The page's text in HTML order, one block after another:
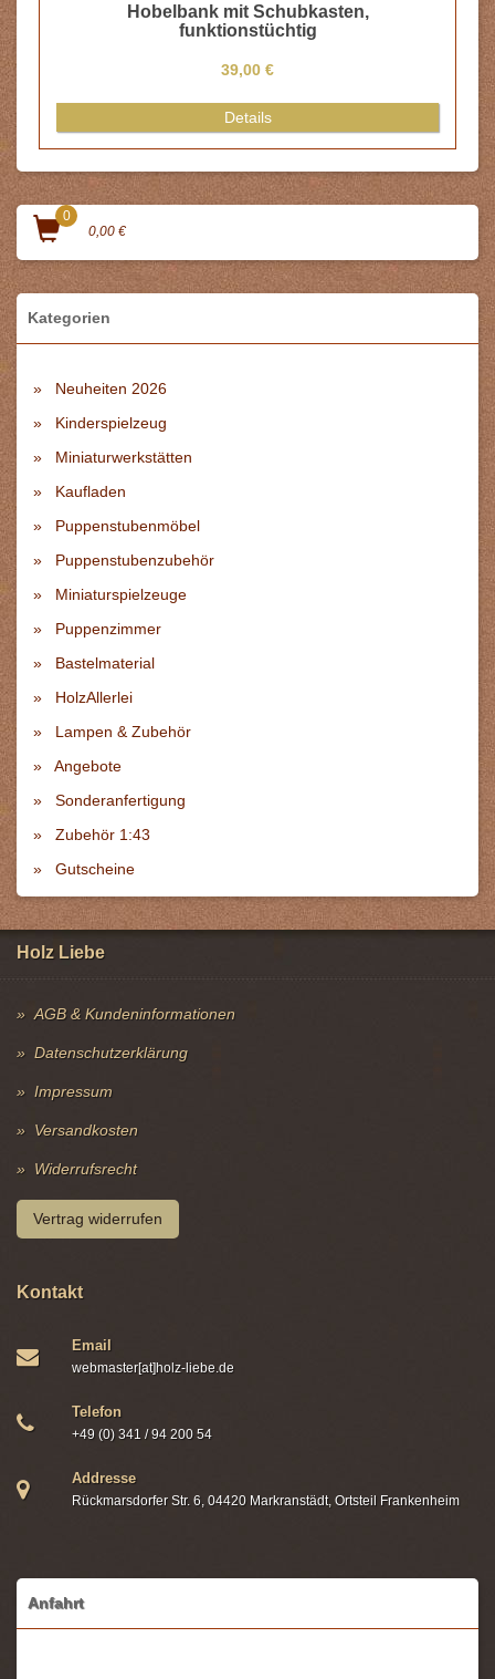
Hobelbank mit Schubkasten,
funktionstüchtig
39,00 €
Details
0
0,00 €
Kategorien
Neuheiten 2026
Kinderspielzeug
Miniaturwerkstätten
Kaufladen
Puppenstubenmöbel
Puppenstubenzubehör
Miniaturspielzeuge
Puppenzimmer
Bastelmaterial
HolzAllerlei
Lampen & Zubehör
Angebote
Sonderanfertigung
Zubehör 1:43
Gutscheine
Holz Liebe
AGB & Kundeninformationen
Datenschutzerklärung
Impressum
Versandkosten
Widerrufsrecht
Vertrag widerrufen
Kontakt
Email
webmaster[at]holz-liebe.de
Telefon
+49 (0) 341 / 94 200 54
Addresse
Rückmarsdorfer Str. 6, 04420 Markranstädt, Ortsteil Frankenheim
Anfahrt